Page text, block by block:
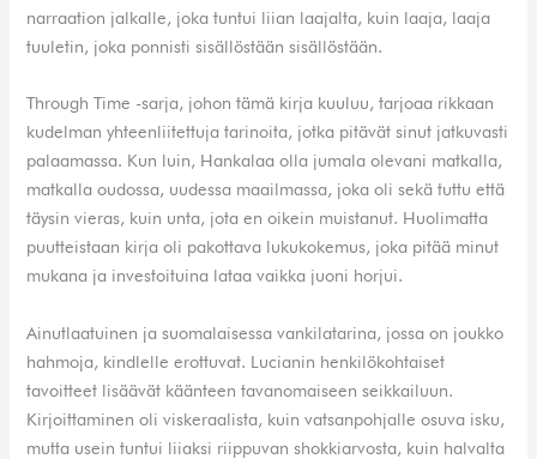
narraation jalkalle, joka tuntui liian laajalta, kuin laaja, laaja
tuuletin, joka ponnisti sisällöstään sisällöstään.
Through Time -sarja, johon tämä kirja kuuluu, tarjoaa rikkaan
kudelman yhteenliitettuja tarinoita, jotka pitävät sinut jatkuvasti
palaamassa. Kun luin, Hankalaa olla jumala olevani matkalla,
matkalla oudossa, uudessa maailmassa, joka oli sekä tuttu että
täysin vieras, kuin unta, jota en oikein muistanut. Huolimatta
puutteistaan kirja oli pakottava lukukokemus, joka pitää minut
mukana ja investoituina lataa vaikka juoni horjui.
Ainutlaatuinen ja suomalaisessa vankilatarina, jossa on joukko
hahmoja, kindlelle erottuvat. Lucianin henkilökohtaiset
tavoitteet lisäävät käänteen tavanomaiseen seikkailuun.
Kirjoittaminen oli viskeraalista, kuin vatsanpohjalle osuva isku,
mutta usein tuntui liiaksi riippuvan shokkiarvosta, kuin halvalta